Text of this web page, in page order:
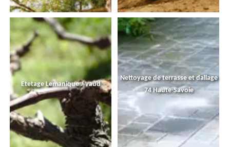
Etetage Lemanique / vaud
Nettoyage de terrasse et dallage
74 Haute-Savoie